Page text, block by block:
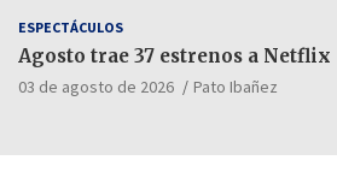
ESPECTÁCULOS
Agosto trae 37 estrenos a Netflix
03 de agosto de 2026 Pato Ibañez